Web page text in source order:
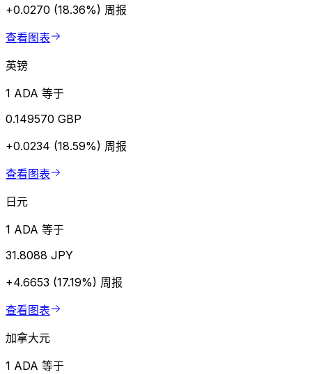
+0.0270 (18.36%) 周报
查看图表
英镑
1 ADA 等于
0.149570 GBP
+0.0234 (18.59%) 周报
查看图表
日元
1 ADA 等于
31.8088 JPY
+4.6653 (17.19%) 周报
查看图表
加拿大元
1 ADA 等于